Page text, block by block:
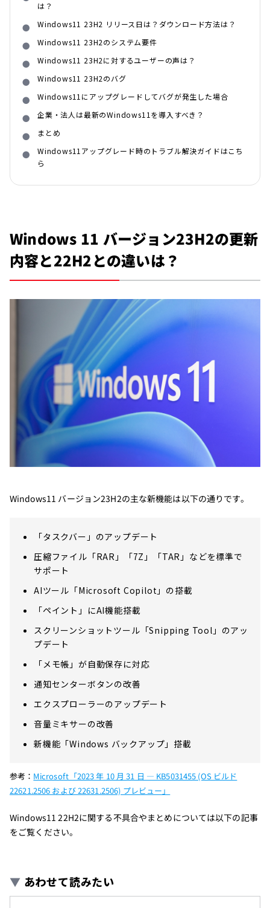
は？
Windows11 23H2 リリース日は？ダウンロード方法は？
Windows11 23H2のシステム要件
Windows11 23H2に対するユーザーの声は？
Windows11 23H2のバグ
Windows11にアップグレードしてバグが発生した場合
企業・法人は最新のWindows11を導入すべき？
まとめ
Windows11アップグレード時のトラブル解決ガイドはこち
ら
Windows 11 バージョン23H2の更新
内容と22H2との違いは？
Windows11 バージョン23H2の主な新機能は以下の通りです。
「タスクバー」のアップデート
圧縮ファイル「RAR」「7Z」「TAR」などを標準で
サポート
AIツール「Microsoft Copilot」の搭載
「ペイント」にAI機能搭載
スクリーンショットツール「Snipping Tool」のアッ
プデート
「メモ帳」が自動保存に対応
通知センターボタンの改善
エクスプローラーのアップデート
音量ミキサーの改善
新機能「Windows バックアップ」搭載
参考： Microsoft「2023 年 10 月 31 日 — KB5031455 (OS ビルド
22621.2506 および 22631.2506) プレビュー」
Windows11 22H2に関する不具合やまとめについては以下の記事
をご覧ください。
▼ あわせて読みたい